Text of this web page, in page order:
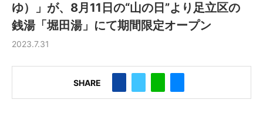
ゆ）」が、8月11日の“山の日”より足立区の
銭湯「堀田湯」にて期間限定オープン
2023.7.31
SHARE